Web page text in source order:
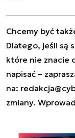
Chcemy być
Dlatego, jeśli są
które nie znacie
napisać –
na:
zmiany.